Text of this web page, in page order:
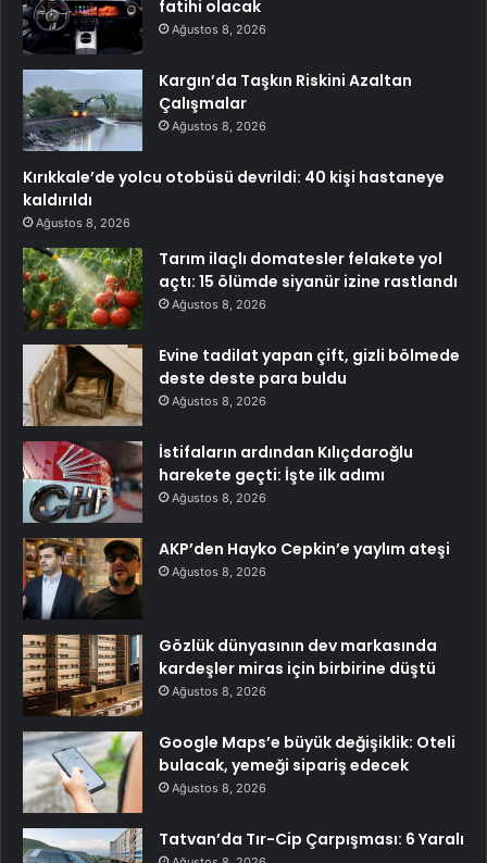
fatihi olacak
Ağustos 8, 2026
Kargın’da Taşkın Riskini Azaltan
Çalışmalar
Ağustos 8, 2026
Kırıkkale’de yolcu otobüsü devrildi: 40 kişi hastaneye
kaldırıldı
Ağustos 8, 2026
Tarım ilaçlı domatesler felakete yol
açtı: 15 ölümde siyanür izine rastlandı
Ağustos 8, 2026
Evine tadilat yapan çift, gizli bölmede
deste deste para buldu
Ağustos 8, 2026
İstifaların ardından Kılıçdaroğlu
harekete geçti: İşte ilk adımı
Ağustos 8, 2026
AKP’den Hayko Cepkin’e yaylım ateşi
Ağustos 8, 2026
Gözlük dünyasının dev markasında
kardeşler miras için birbirine düştü
Ağustos 8, 2026
Google Maps’e büyük değişiklik: Oteli
bulacak, yemeği sipariş edecek
Ağustos 8, 2026
Tatvan’da Tır-Cip Çarpışması: 6 Yaralı